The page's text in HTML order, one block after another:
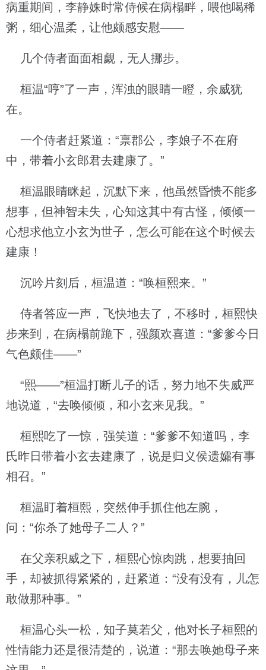
病重期间，李静姝时常侍候在病榻畔，喂他喝稀
粥，细心温柔，让他颇感安慰——
几个侍者面面相觑，无人挪步。
桓温“哼”了一声，浑浊的眼睛一瞪，余威犹
在。
一个侍者赶紧道：“禀郡公，李娘子不在府
中，带着小玄郎君去建康了。”
桓温眼睛眯起，沉默下来，他虽然昏愦不能多
想事，但神智未失，心知这其中有古怪，倾倾一
心想求他立小玄为世子，怎么可能在这个时候去
建康！
沉吟片刻后，桓温道：“唤桓熙来。”
侍者答应一声，飞快地去了，不移时，桓熙快
步来到，在病榻前跪下，强颜欢喜道：“爹爹今日
气色颇佳——”
“熙——”桓温打断儿子的话，努力地不失威严
地说道，“去唤倾倾，和小玄来见我。”
桓熙吃了一惊，强笑道：“爹爹不知道吗，李
氏昨日带着小玄去建康了，说是归义侯遗孀有事
相召。”
桓温盯着桓熙，突然伸手抓住他左腕，
问：“你杀了她母子二人？”
在父亲积威之下，桓熙心惊肉跳，想要抽回
手，却被抓得紧紧的，赶紧道：“没有没有，儿怎
敢做那种事。”
桓温心头一松，知子莫若父，他对长子桓熙的
性情能力还是很清楚的，说道：“那去唤她母子来